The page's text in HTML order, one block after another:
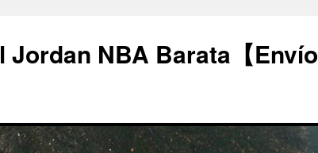
Jordan NBA Barata【Envío